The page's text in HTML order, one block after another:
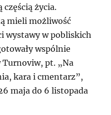
częścią życia.
mieli możliwość
wystawy w pobliskich
wspólnie
Turnoviw, pt. „Na
kara i cmentarz”,
maja do 6 listopada